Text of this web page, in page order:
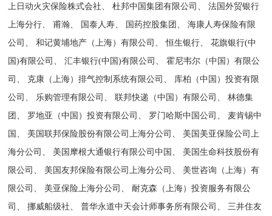
上日动火灾保险株式会社、 杜邦中国集团有限公司、 法国外贸银行
上海分行、 甫瀚、 国泰人寿、 国药控股集团、 海康人寿保险有限
公司、 和记黄埔地产（上海）有限公司、 恒生银行、 花旗银行(中
国)有限公司、 汇丰银行(中国)有限公司、 霍尼韦尔（中国）有限公
司、 克康（上海）排气控制系统有限公司、 库柏（中国）投资有限
公司、 乐购管理有限公司、 联邦快递（中国）有限公司、 林德集
团、 罗地亚（中国）投资有限公司、 罗门哈斯中国公司、 麦肯锡中
国、 美国联邦保险股份有限公司上海分公司、 美国美亚保险公司上
海分公司、 美国摩根大通银行有限公司中国、 美国生命科技股份有
限公司、 美国友邦保险有限公司上海分公司、 美世咨询（上海）有
限公司、 美亚保险上海分公司、 耐克森（上海）投资服务有限公
司、 挪威船级社、 普华永道中天会计师事务所有限公司、 三井住友